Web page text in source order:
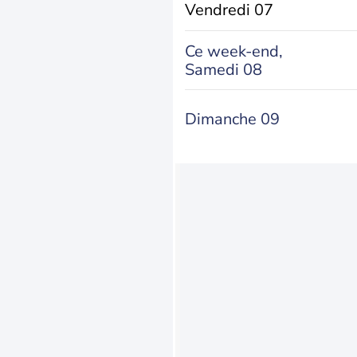
Vendredi 07
Ce week-end,
Samedi 08
Dimanche 09